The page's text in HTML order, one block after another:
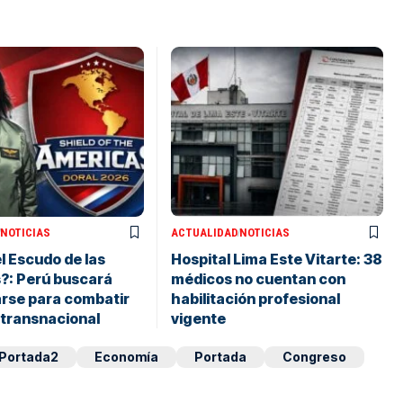
NOTICIAS
Escudo de las
Perú buscará
para combatir
ACTUALIDADNOTICIAS
Hospital Lima Este Vitarte: 38
médicos no cuentan con
habilitación profesional
vigente
Economía Portada Congreso